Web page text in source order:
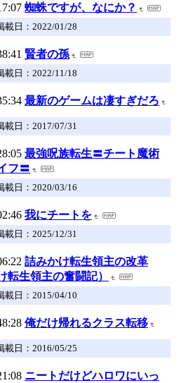
蜘蛛ですが、なにか？
載日：2022/01/28
賢者の孫
載日：2022/11/18
最新のゲームは凄すぎだろ
載日：2017/07/31
最強呪族転生〓チート魔術
フ〓
載日：2020/03/16
我にチートを
載日：2025/12/31
詰みかけ転生領主の改革
転生領主の奮闘記）
載日：2015/04/10
俺だけ帰れるクラス転移
載日：2016/05/25
ニートだけどハロワにいっ